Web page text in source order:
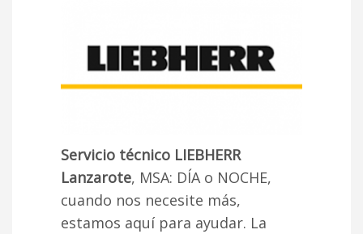
Servicio técnico LIEBHERR
Lanzarote, MSA: DÍA o NOCHE,
cuando nos necesite más,
estamos aquí para ayudar. La